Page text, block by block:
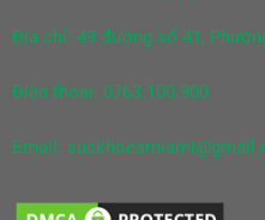
Địa chỉ: 49 đường số 41,
Điện thoại: 0763.100.900
Email: